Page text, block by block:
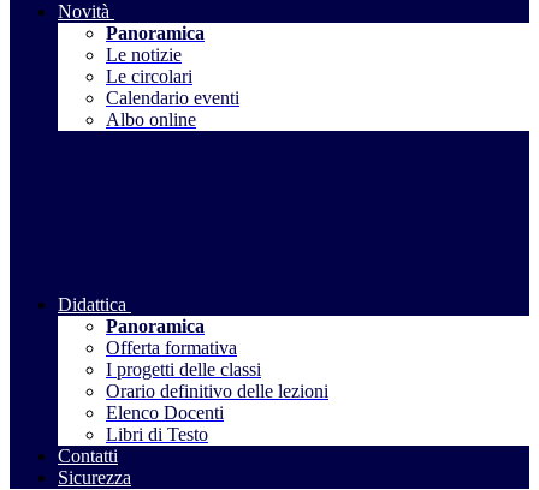
Novità
Panoramica
Le notizie
Le circolari
Calendario eventi
Albo online
Didattica
Panoramica
Offerta formativa
I progetti delle classi
Orario definitivo delle lezioni
Elenco Docenti
Libri di Testo
Contatti
Sicurezza